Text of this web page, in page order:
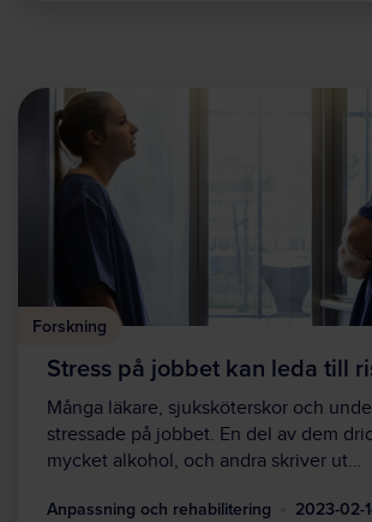
Forskning
Stress på jobbet kan leda till
Många läkare, sjuksköterskor och
stressade på jobbet. En del av dem
mycket alkohol, och andra skriver ut…
Anpassning och rehabilitering 2023-02-